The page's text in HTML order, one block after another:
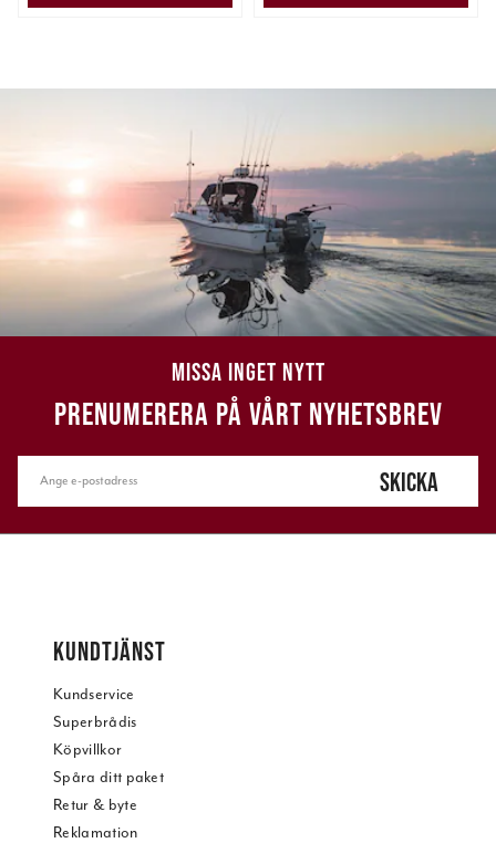
MISSA INGET NYTT
PRENUMERERA PÅ VÅRT NYHETSBREV
SKICKA
KUNDTJÄNST
Kundservice
Superbrådis
Köpvillkor
Spåra ditt paket
Retur & byte
Reklamation